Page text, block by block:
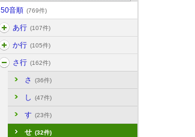
50音順 (769件)
あ行 (107件)
か行 (105件)
さ行 (162件)
さ (36件)
し (47件)
す (23件)
せ (32件)